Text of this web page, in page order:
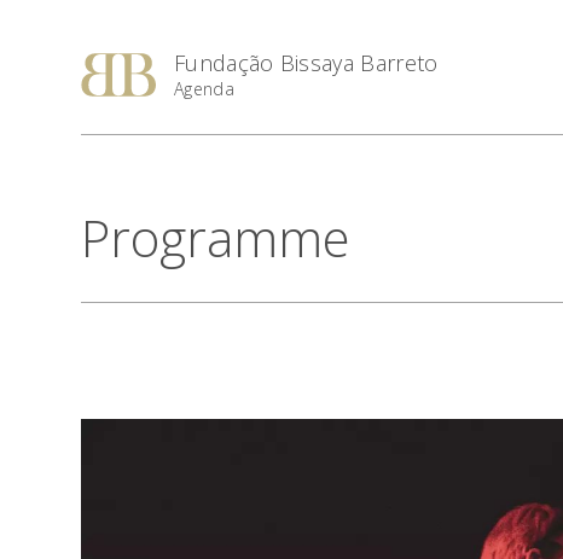
Fundação Bissaya Barreto
Agenda
Programme